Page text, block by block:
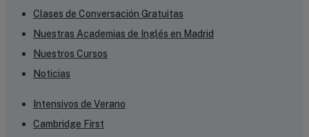
Clases de Conversación Gratuitas
Nuestras Academias de Inglés en Madrid
Nuestros Cursos
Noticias
Intensivos de Verano
Cambridge First